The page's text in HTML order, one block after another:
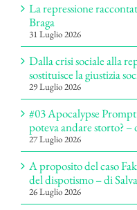
La repressione
Braga
31 Luglio 2026
Dalla crisi sociale alla
sostituisce la giustizia
29 Luglio 2026
#03 Apocalypse
poteva andare storto?
27 Luglio 2026
A proposito del caso
del dispotismo – di
26 Luglio 2026